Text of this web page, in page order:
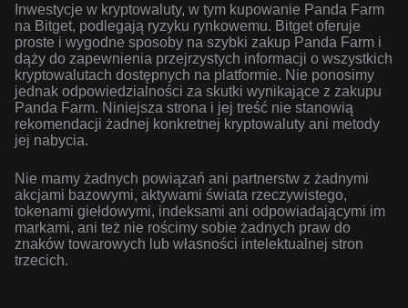
Inwestycje w kryptowaluty, w tym kupowanie Panda Farm
na Bitget, podlegają ryzyku rynkowemu. Bitget oferuje
proste i wygodne sposoby na szybki zakup Panda Farm i
dąży do zapewnienia przejrzystych informacji o wszystkich
kryptowalutach dostępnych na platformie. Nie ponosimy
jednak odpowiedzialności za skutki wynikające z zakupu
Panda Farm. Niniejsza strona i jej treść nie stanowią
rekomendacji żadnej konkretnej kryptowaluty ani metody
jej nabycia.
Nie mamy żadnych powiązań ani partnerstw z żadnymi
akcjami bazowymi, aktywami świata rzeczywistego,
tokenami giełdowymi, indeksami ani odpowiadającymi im
markami, ani też nie rościmy sobie żadnych praw do
znaków towarowych lub własności intelektualnej stron
trzecich.